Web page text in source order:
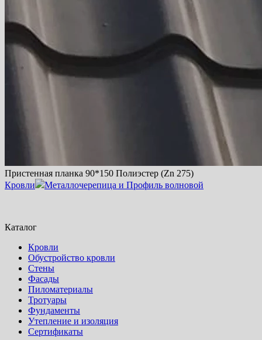
Пристенная планка 90*150 Полиэстер (Zn 275)
Кровли
Металлочерепица и Профиль волновой
Каталог
Кровли
Обустройство кровли
Стены
Фасады
Пиломатериалы
Тротуары
Фундаменты
Утепление и изоляция
Сертификаты